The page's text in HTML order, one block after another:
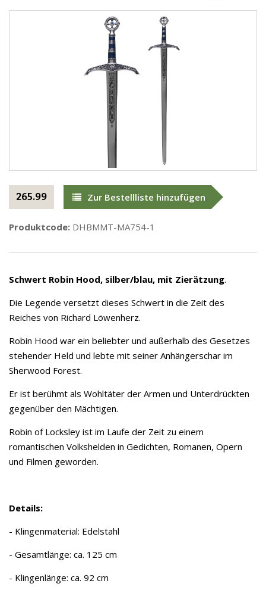
265.99 Zur Bestellliste hinzufügen
Produktcode: DHBMMT-MA754-1
Schwert Robin Hood, silber/blau, mit Zierätzung.
Die Legende versetzt dieses Schwert in die Zeit des
Reiches von Richard Löwenherz.
Robin Hood war ein beliebter und außerhalb des Gesetzes
stehender Held und lebte mit seiner Anhängerschar im
Sherwood Forest.
Er ist berühmt als Wohltäter der Armen und Unterdrückten
gegenüber den Mächtigen.
Robin of Locksley ist im Laufe der Zeit zu einem
romantischen Volkshelden in Gedichten, Romanen, Opern
und Filmen geworden.
Details:
- Klingenmaterial: Edelstahl
- Gesamtlänge: ca. 125 cm
- Klingenlänge: ca. 92 cm